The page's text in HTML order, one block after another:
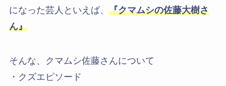
になった芸人といえば、 『クマムシの佐藤大樹さ
ん』
そんな、クマムシ佐藤さんについて
・クズエピソード